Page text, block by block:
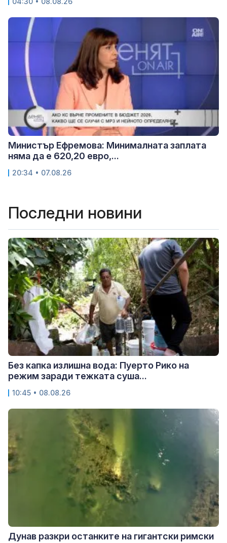
Министър Ефремова: Минималната заплата
няма да е 620,20 евро,...
20:34 • 07.08.26
Последни новини
Без капка излишна вода: Пуерто Рико на
режим заради тежката суша...
10:45 • 08.08.26
Дунав разкри останките на гигантски римски